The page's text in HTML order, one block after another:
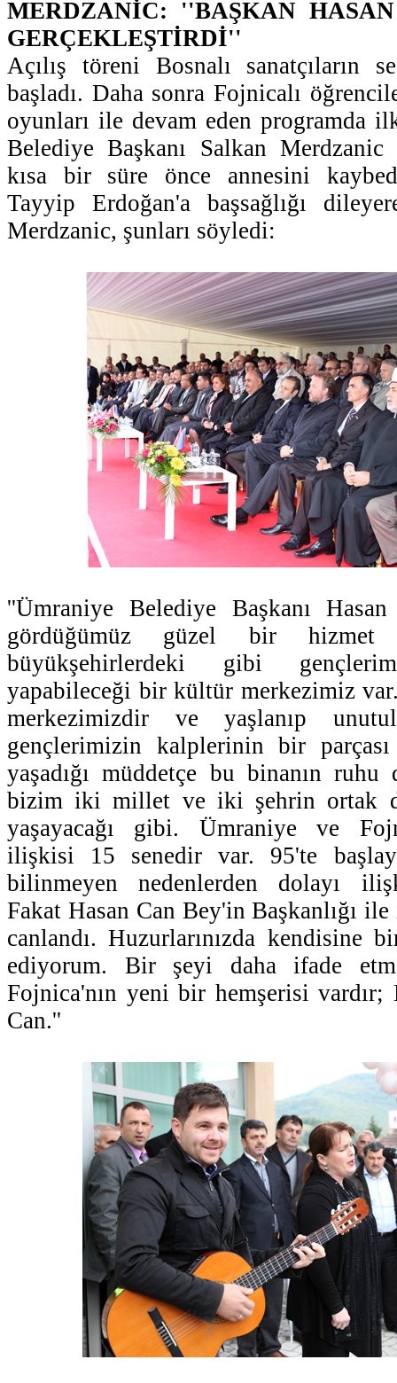
MERDZANİC: ''BAŞKAN
GERÇEKLEŞTİRDİ''
Açılış töreni Bosnalı sanatçıların
başladı. Daha sonra Fojnicalı
oyunları ile devam eden programda
Belediye Başkanı Salkan Merdzanic
kısa bir süre önce annesini
Tayyip Erdoğan'a başsağlığı
Merdzanic, şunları söyledi:
''Ümraniye Belediye Başkanı
gördüğümüz güzel bir hizmet
büyükşehirlerdeki gibi
yapabileceği bir kültür merkezimiz
merkezimizdir ve yaşlanıp
gençlerimizin kalplerinin bir
yaşadığı müddetçe bu binanın ruhu
bizim iki millet ve iki şehrin ortak
yaşayacağı gibi. Ümraniye ve
ilişkisi 15 senedir var. 95'te
bilinmeyen nedenlerden dolayı
Fakat Hasan Can Bey'in Başkanlığı
canlandı. Huzurlarınızda kendisine
ediyorum. Bir şeyi daha ifade
Fojnica'nın yeni bir hemşerisi vardır;
Can.''